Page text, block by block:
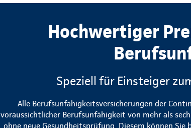
Hochwertiger
Speziell für Einsteiger
Alle Berufsunfähigkeitsversicherungen der
voraussichtlicher Berufsunfähigkeit von mehr als
ohne neue Gesundheitsprüfung. Diesem können